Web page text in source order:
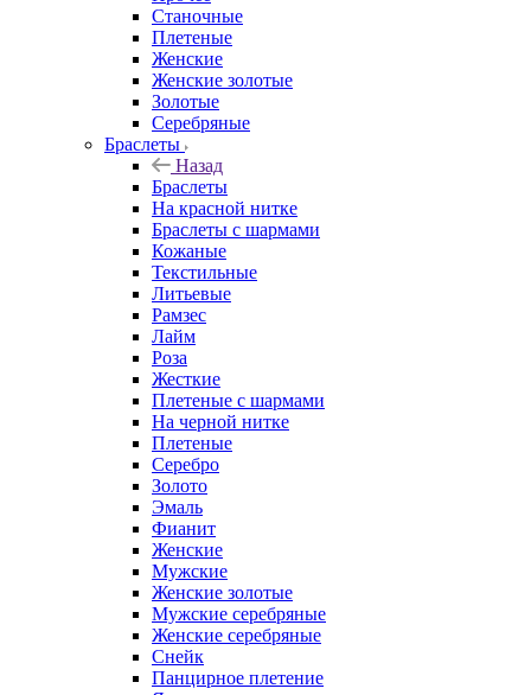
Станочные
Плетеные
Женские
Женские золотые
Золотые
Серебряные
Браслеты
Назад
Браслеты
На красной нитке
Браслеты с шармами
Кожаные
Текстильные
Литьевые
Рамзес
Лайм
Роза
Жесткие
Плетеные с шармами
На черной нитке
Плетеные
Серебро
Золото
Эмаль
Фианит
Женские
Мужские
Женские золотые
Мужские серебряные
Женские серебряные
Снейк
Панцирное плетение